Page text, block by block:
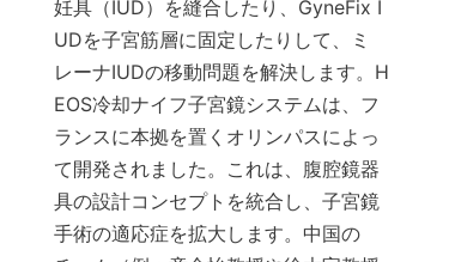
妊具（IUD）を縫合したり、GyneFix I
UDを子宮筋層に固定したりして、ミ
レーナIUDの移動問題を解決します。H
EOS冷却ナイフ子宮鏡システムは、フ
ランスに本拠を置くオリンパスによっ
て開発されました。これは、腹腔鏡器
具の設計コンセプトを統合し、子宮鏡
手術の適応症を拡大します。中国の